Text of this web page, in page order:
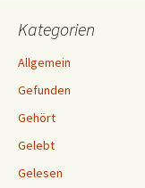
Kategorien
Allgemein
Gefunden
Gehört
Gelebt
Gelesen